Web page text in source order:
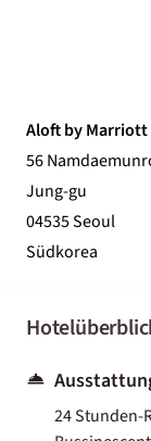
Aloft by Marriott
56
Jung-gu
04535 Seoul
Südkorea
24 Stunden-